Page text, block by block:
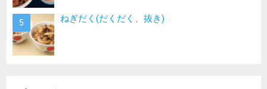
ねぎだく(だくだく、抜き)